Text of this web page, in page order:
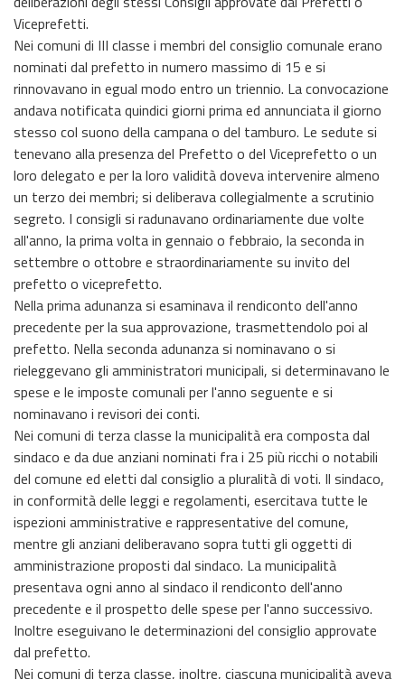
Viceprefetti.
Nei comuni di III classe i membri del consiglio comunale erano
nominati dal prefetto in numero massimo di 15 e si
rinnovavano in egual modo entro un triennio. La convocazione
andava notificata quindici giorni prima ed annunciata il giorno
stesso col suono della campana o del tamburo. Le sedute si
tenevano alla presenza del Prefetto o del Viceprefetto o un
loro delegato e per la loro validità doveva intervenire almeno
un terzo dei membri; si deliberava collegialmente a scrutinio
segreto. I consigli si radunavano ordinariamente due volte
all'anno, la prima volta in gennaio o febbraio, la seconda in
settembre o ottobre e straordinariamente su invito del
prefetto o viceprefetto.
Nella prima adunanza si esaminava il rendiconto dell'anno
precedente per la sua approvazione, trasmettendolo poi al
prefetto. Nella seconda adunanza si nominavano o si
rieleggevano gli amministratori municipali, si determinavano le
spese e le imposte comunali per l'anno seguente e si
nominavano i revisori dei conti.
Nei comuni di terza classe la municipalità era composta dal
sindaco e da due anziani nominati fra i 25 più ricchi o notabili
del comune ed eletti dal consiglio a pluralità di voti. Il sindaco,
in conformità delle leggi e regolamenti, esercitava tutte le
ispezioni amministrative e rappresentative del comune,
mentre gli anziani deliberavano sopra tutti gli oggetti di
amministrazione proposti dal sindaco. La municipalità
presentava ogni anno al sindaco il rendiconto dell'anno
precedente e il prospetto delle spese per l'anno successivo.
Inoltre eseguivano le determinazioni del consiglio approvate
dal prefetto.
Nei comuni di terza classe, inoltre, ciascuna municipalità aveva